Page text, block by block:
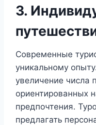
3.
Современные
уникальному
увеличение числа
ориентированных
предпочтения.
предлагать